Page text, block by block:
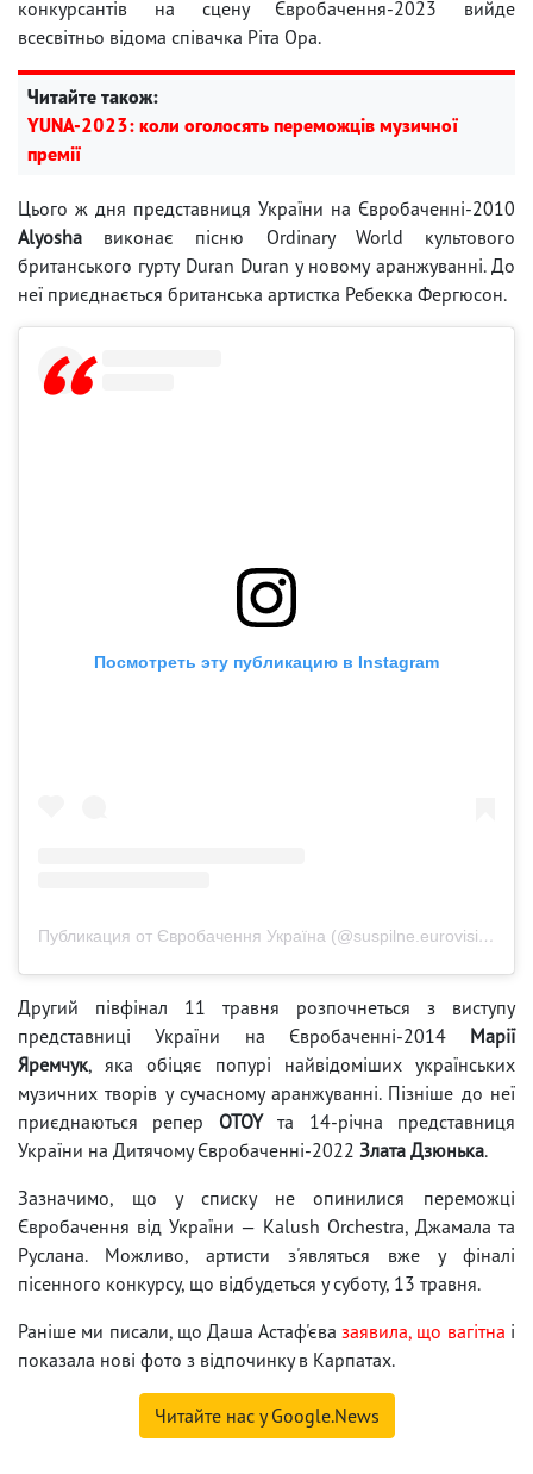
конкурсантів на сцену Євробачення-2023 вийде
всесвітньо відома співачка Ріта Ора.
Читайте також:
YUNA-2023: коли оголосять переможців музичної
премії
Цього ж дня представниця України на Євробаченні-2010
Alyosha виконає пісню Ordinary World культового
британського гурту Duran Duran у новому аранжуванні. До
неї приєднається британська артистка Ребекка Фергюсон.
Посмотреть эту публикацию в Instagram
Публикация от Євробачення Україна (@suspilne.eurovision)
Другий півфінал 11 травня розпочнеться з виступу
представниці України на Євробаченні-2014 Марії
Яремчук, яка обіцяє попурі найвідоміших українських
музичних творів у сучасному аранжуванні. Пізніше до неї
приєднаються репер OTOYта 14-річна представниця
України на Дитячому Євробаченні-2022 Злата Дзюнька.
Зазначимо, що у списку не опинилися переможці
Євробачення від України — Kalush Orchestra, Джамала та
Руслана. Можливо, артисти з'являться вже у фіналі
пісенного конкурсу, що відбудеться у суботу, 13 травня.
Раніше ми писали, що Даша Астаф'єва заявила, що вагітна і
показала нові фото з відпочинку в Карпатах.
Читайте нас у Google.News